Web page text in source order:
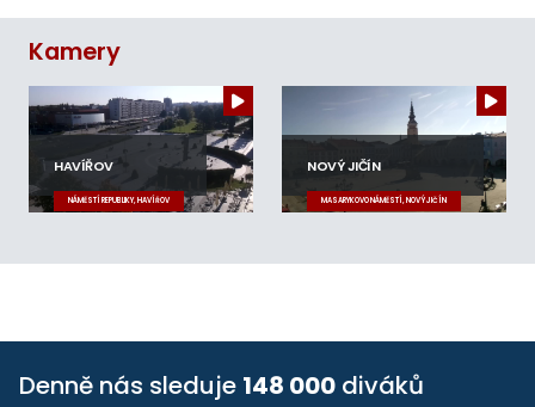
Kamery
HAVÍŘOV
NÁMĚSTÍ REPUBLIKY, HAVÍŘOV
NOVÝ JIČÍN
MASARYKOVO NÁMĚSTÍ, NOVÝ JIČÍN
Denně nás sleduje 148 000 diváků